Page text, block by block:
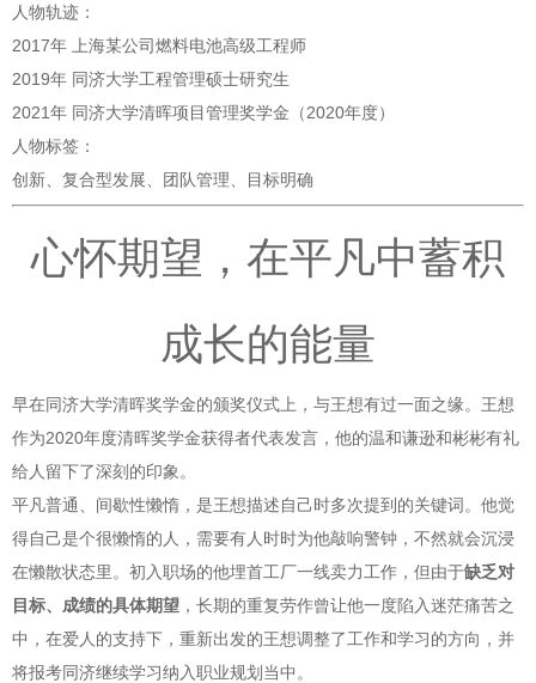
人物轨迹：
2017年 上海某公司燃料电池高级工程师
2019年 同济大学工程管理硕士研究生
2021年 同济大学清晖项目管理奖学金（2020年度）
人物标签：
创新、复合型发展、团队管理、目标明确
心怀期望，在平凡中蓄积
成长的能量
早在同济大学清晖奖学金的颁奖仪式上，与王想有过一面之缘。王想
作为2020年度清晖奖学金获得者代表发言，他的温和谦逊和彬彬有礼
给人留下了深刻的印象。
平凡普通、间歇性懒惰，是王想描述自己时多次提到的关键词。他觉
得自己是个很懒惰的人，需要有人时时为他敲响警钟，不然就会沉浸
在懒散状态里。初入职场的他埋首工厂一线卖力工作，但由于缺乏对
目标、成绩的具体期望 ，长期的重复劳作曾让他一度陷入迷茫痛苦之
中，在爱人的支持下，重新出发的王想调整了工作和学习的方向，并
将报考同济继续学习纳入职业规划当中。